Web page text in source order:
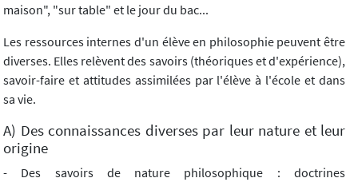
maison", "sur table" et le jour du bac...
Les ressources internes d'un élève en philosophie peuvent être
diverses. Elles relèvent des savoirs (théoriques et d'expérience),
savoir-faire et attitudes assimilées par l'élève à l'école et dans
sa vie.
A) Des connaissances diverses par leur nature et leur
origine
- Des savoirs de nature philosophique : doctrines